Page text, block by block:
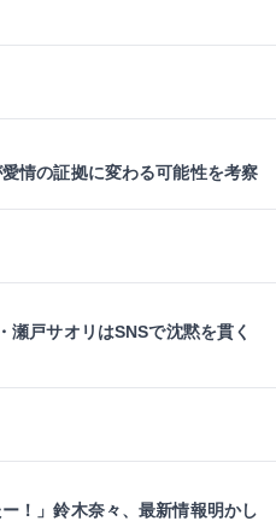
情の証拠に変わる可能性を考察
瀬戸サオリはSNSで沈黙を貫く
！」鈴木奈々、最新情報明かし